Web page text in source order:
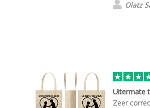
Olatz
Uitermate
Zeer